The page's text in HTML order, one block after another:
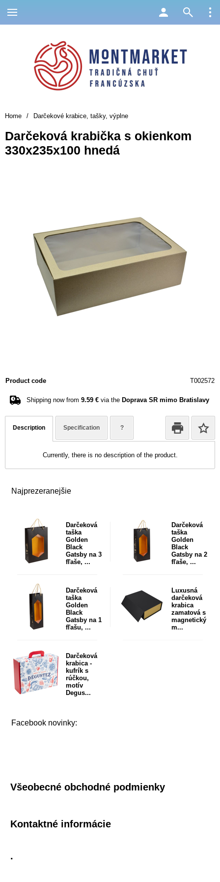
Najprezeranejšie
Darčeková
taška
Golden
Black
Gatsby na 3
fľaše, ...
Darčeková
taška
Golden
Black
Gatsby na 2
fľaše, ...
Darčeková
taška
Golden
Black
Gatsby na 1
fľašu, ...
Luxusná
darčeková
krabica
zamatová s
magnetický
m...
Darčeková
krabica -
kufrík s
rúčkou,
motív
Degus...
Facebook novinky:
Home / Darčekové krabice, tašky, výplne
Darčeková krabička s okienkom
330x235x100 hnedá
Product code T002572
Shipping now from 9.59 € via the Doprava SR mimo Bratislavy
Description Specification ?
Currently, there is no description of the product.
Všeobecné obchodné podmienky
Kontaktné informácie
.